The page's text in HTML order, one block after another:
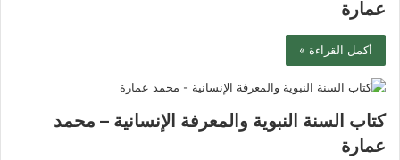
عمارة
أكمل القراءة »
كتاب السنة النبوية والمعرفة الإنسانية – محمد
عمارة